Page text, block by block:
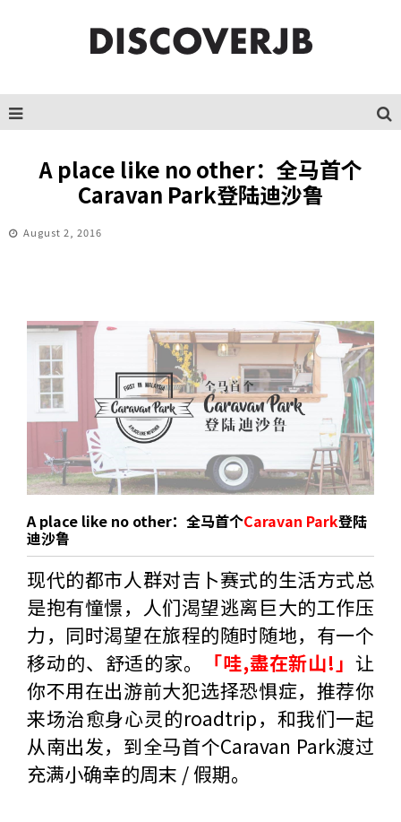
A place like no other：全马首个
Caravan Park登陆迪沙鲁
August 2, 2016
A place like no other：全马首个Caravan Park登陆
迪沙鲁
现代的都市人群对吉卜赛式的生活方式总
是抱有憧憬，人们渴望逃离巨大的工作压
力，同时渴望在旅程的随时随地，有一个
移动的、舒适的家。
「哇,盡在新山!」 让
你不用在出游前大犯选择恐惧症，推荐你
来场治愈身心灵的roadtrip，和我们一起
从南出发，到全马首个Caravan Park渡过
充满小确幸的周末 / 假期。